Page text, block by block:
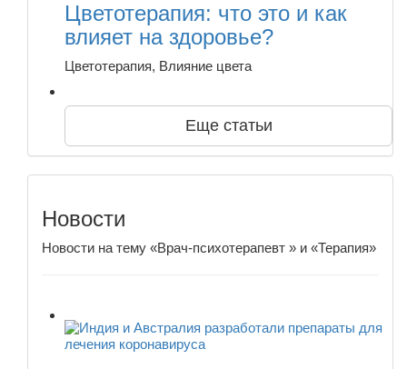
Цветотерапия: что это и как
влияет на здоровье?
Цветотерапия, Влияние цвета
Еще статьи
Новости
Новости на тему «Врач-психотерапевт » и «Терапия»